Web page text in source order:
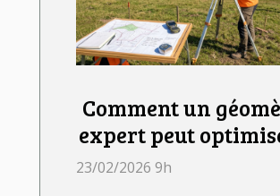
Comment un
expert peut
division foncière ?
23/02/2026 9h